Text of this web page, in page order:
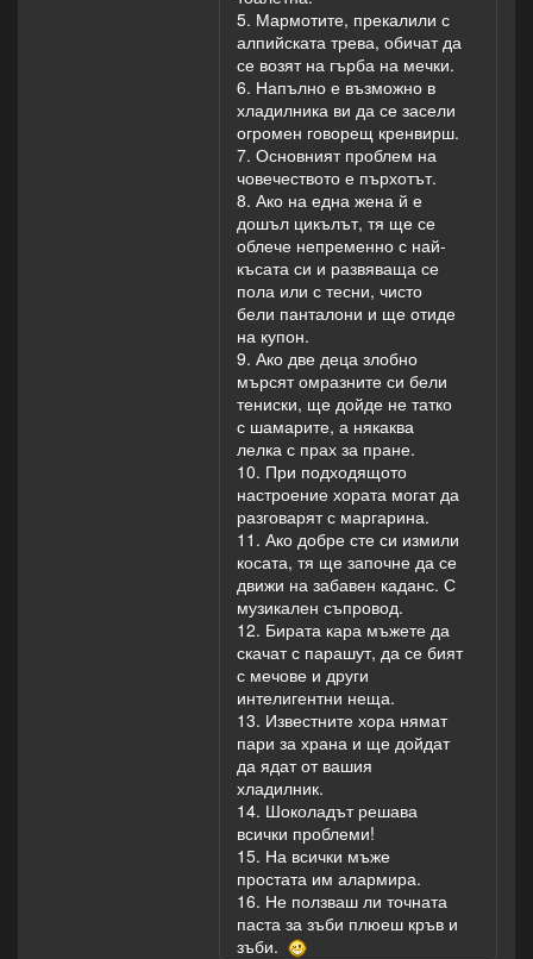
5. Мармотите, прекалили с
алпийската трева, обичат да
се возят на гърба на мечки.
6. Напълно е възможно в
хладилника ви да се засели
огромен говорещ кренвирш.
7. Основният проблем на
човечеството е пърхотът.
8. Ако на една жена й е
дошъл цикълът, тя ще се
облече непременно с най-
късата си и развяваща се
пола или с тесни, чисто
бели панталони и ще отиде
на купон.
9. Ако две деца злобно
мърсят омразните си бели
тениски, ще дойде не татко
с шамарите, а някаква
лелка с прах за пране.
10. При подходящото
настроение хората могат да
разговарят с маргарина.
11. Ако добре сте си измили
косата, тя ще започне да се
движи на забавен каданс. С
музикален съпровод.
12. Бирата кара мъжете да
скачат с парашут, да се бият
с мечове и други
интелигентни неща.
13. Известните хора нямат
пари за храна и ще дойдат
да ядат от вашия
хладилник.
14. Шоколадът решава
всички проблеми!
15. На всички мъже
простата им алармира.
16. Не ползваш ли точната
паста за зъби плюеш кръв и
зъби.